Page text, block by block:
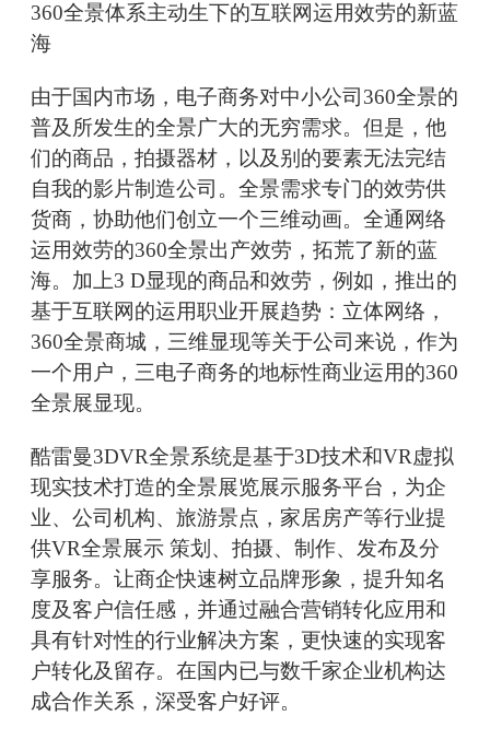
360全景体系主动生下的互联网运用效劳的新蓝
海
由于国内市场，电子商务对中小公司360全景的
普及所发生的全景广大的无穷需求。但是，他
们的商品，拍摄器材，以及别的要素无法完结
自我的影片制造公司。全景需求专门的效劳供
货商，协助他们创立一个三维动画。全通网络
运用效劳的360全景出产效劳，拓荒了新的蓝
海。加上3 D显现的商品和效劳，例如，推出的
基于互联网的运用职业开展趋势：立体网络，
360全景商城，三维显现等关于公司来说，作为
一个用户，三电子商务的地标性商业运用的360
全景展显现。
酷雷曼3DVR全景系统是基于3D技术和VR虚拟
现实技术打造的全景展览展示服务平台，为企
业、公司机构、旅游景点，家居房产等行业提
供VR全景展示 策划、拍摄、制作、发布及分
享服务。让商企快速树立品牌形象，提升知名
度及客户信任感，并通过融合营销转化应用和
具有针对性的行业解决方案，更快速的实现客
户转化及留存。在国内已与数千家企业机构达
成合作关系，深受客户好评。